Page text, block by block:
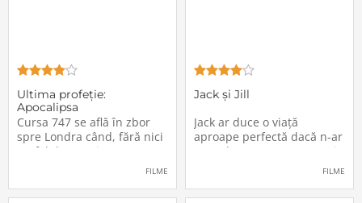
Ultima profeţie:
Apocalipsa
Cursa 747 se află în zbor
spre Londra când, fără nici
un fel de avertisment,
pasagerii încep să dispară
locurile lor. Teroarea și
FILME
Jack și Jill
Jack ar duce o viață
aproape perfectă dacă n-ar
avea de suportat o excepție
sărbători - sora lui
FILME